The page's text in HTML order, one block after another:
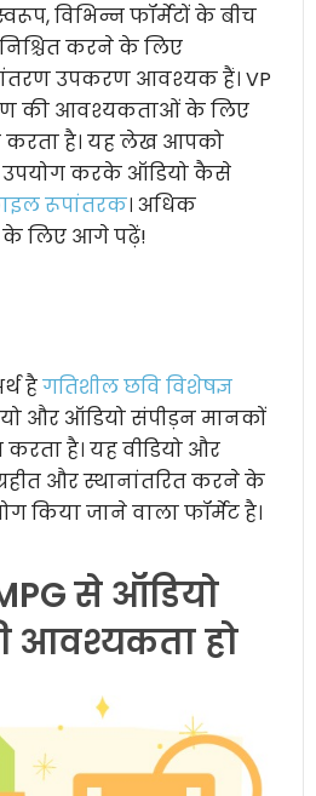
विभिन्न फॉर्मेटों के बीच
करने के लिए
उपकरण आवश्यक हैं। VP
की आवश्यकताओं के लिए
करता है। यह लेख आपको
उपयोग करके ऑडियो कैसे
रूपांतरक। अधिक
के लिए आगे पढ़ें!
हैगतिशील छवि विशेषज्ञ
और ऑडियो संपीड़न मानकों
करता है। यह वीडियो और
और स्थानांतरित करने के
किया जाने वाला फॉर्मेट है।
से ऑडियो
आवश्यकता हो